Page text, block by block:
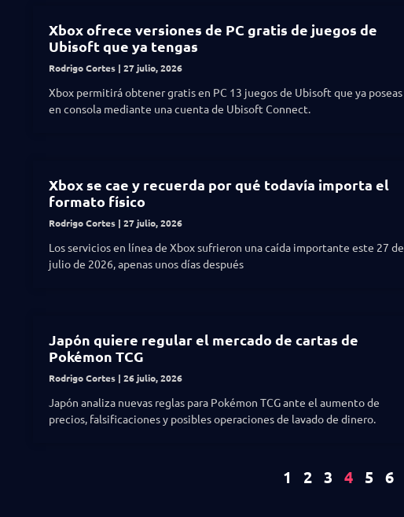
Xbox ofrece versiones de PC gratis de juegos de
Ubisoft que ya tengas
Rodrigo Cortes 27 julio, 2026
Xbox permitirá obtener gratis en PC 13 juegos de Ubisoft que ya poseas
en consola mediante una cuenta de Ubisoft Connect.
Xbox se cae y recuerda por qué todavía importa el
formato físico
Rodrigo Cortes 27 julio, 2026
Los servicios en línea de Xbox sufrieron una caída importante este 27 de
julio de 2026, apenas unos días después
Japón quiere regular el mercado de cartas de
Pokémon TCG
Rodrigo Cortes 26 julio, 2026
Japón analiza nuevas reglas para Pokémon TCG ante el aumento de
precios, falsificaciones y posibles operaciones de lavado de dinero.
1 2 3 4 5 6